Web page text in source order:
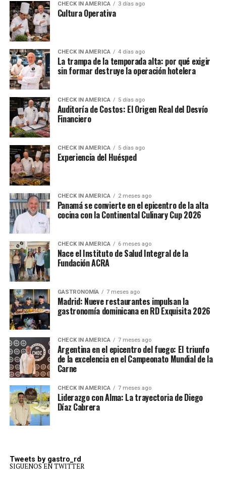
CHECK IN AMERICA 3 días ago
Cultura Operativa
CHECK IN AMERICA 4 días ago
La trampa de la temporada alta: por qué exigir
sin formar destruye la operación hotelera
CHECK IN AMERICA 5 días ago
Auditoría de Costos: El Origen Real del Desvío
Financiero
CHECK IN AMERICA 5 días ago
Experiencia del Huésped
CHECK IN AMERICA 2 meses ago
Panamá se convierte en el epicentro de la alta
cocina con la Continental Culinary Cup 2026
CHECK IN AMERICA 6 meses ago
Nace el Instituto de Salud Integral de la
Fundación ACRA
GASTRONOMÍA 7 meses ago
Madrid: Nueve restaurantes impulsan la
gastronomía dominicana en RD Exquisita 2026
CHECK IN AMERICA 7 meses ago
Argentina en el epicentro del fuego: El triunfo
de la excelencia en el Campeonato Mundial de la
Carne
CHECK IN AMERICA 7 meses ago
Liderazgo con Alma: La trayectoria de Diego
Díaz Cabrera
Tweets by gastro_rd
SIGUENOS EN TWITTER